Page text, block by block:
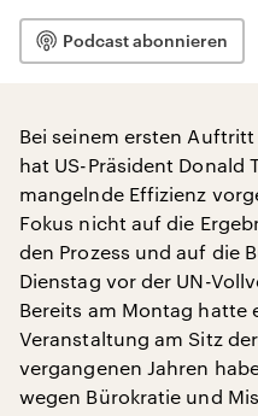
Podcast abonnieren
Bei seinem ersten
hat US-Präsident Donald
mangelnde Effizienz
Fokus nicht auf die
den Prozess und auf die
Dienstag vor der UN-
Bereits am Montag hatte
Veranstaltung am Sitz
vergangenen Jahren
wegen Bürokratie und